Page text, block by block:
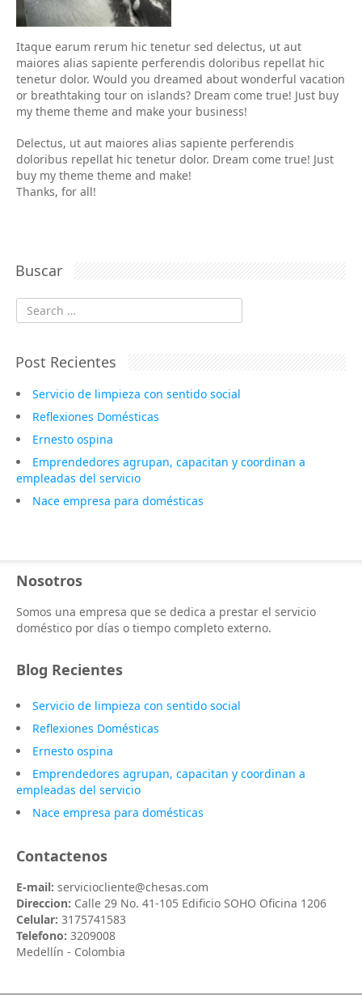
Itaque earum rerum hic tenetur sed delectus, ut aut
maiores alias sapiente perferendis doloribus repellat hic
tenetur dolor. Would you dreamed about wonderful vacation
or breathtaking tour on islands? Dream come true! Just buy
my theme theme and make your business!
Delectus, ut aut maiores alias sapiente perferendis
doloribus repellat hic tenetur dolor. Dream come true! Just
buy my theme theme and make!
Thanks, for all!
Buscar
Search
Post Recientes
Servicio de limpieza con sentido social
Reflexiones Domésticas
Ernesto ospina
Emprendedores agrupan, capacitan y coordinan a
empleadas del servicio
Nace empresa para domésticas
Nosotros
Somos una empresa que se dedica a prestar el servicio
doméstico por días o tiempo completo externo.
Blog Recientes
Servicio de limpieza con sentido social
Reflexiones Domésticas
Ernesto ospina
Emprendedores agrupan, capacitan y coordinan a
empleadas del servicio
Nace empresa para domésticas
Contactenos
E-mail: serviciocliente@chesas.com
Direccion: Calle 29 No. 41-105 Edificio SOHO Oficina 1206
Celular: 3175741583
Telefono: 3209008
Medellín - Colombia